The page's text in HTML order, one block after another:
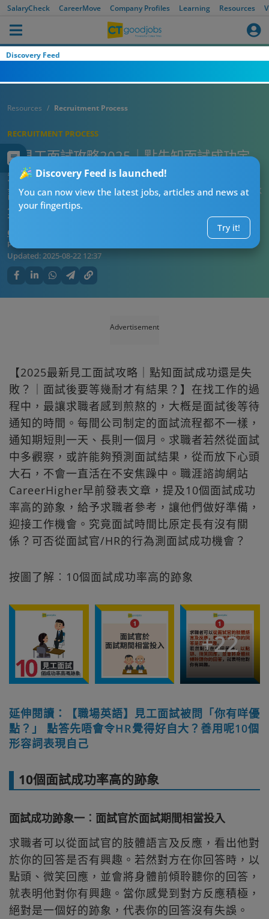
SalaryCheck CareerMove Company Profiles Learning Resources
Discovery Feed
Discovery Feed is launched!
You can now view the latest jobs, articles and news at
your fingertips.
Try it!
試天書 齊集Interview對答及CV技巧！
Resources Recruitment Process
RECRUITMENT PROCESS
【見工面試攻略2025｜點先知面試成功定
失敗？】10個Interview成功率高的跡象 面
試時間長原來是好事？內附見工面試天書 齊
集Interview對答及CV技巧！
CTgoodjobs’ Editor
Published:
Updated: 2025-08-22 12:37
Advertisement
【2025最新見工面試攻略｜點知面試成功還是失
敗？｜面試後要等幾耐才有結果？】在找工作的過
程中，最讓求職者感到煎熬的，大槪是面試後等待
通知的時間。每間公司制定的面試流程都不一樣，
通知期短則一天、長則一個月。求職者若然從面試
中多觀察，或許能夠預測面試結果，從而放下心頭
大石，不會一直活在不安焦躁中。職涯諮詢網站
CareerHigher早前發表文章，提及10個面試成功
率高的跡象，給予求職者參考，讓他們做好準備，
迎接工作機會。究竟面試時間比原定長有沒有關
係？可否從面試官/HR的行為測面試成功機會？
按圖了解︰10個面試成功率高的跡象
+22
延伸閱讀：【職場英語】見工面試被問「你有咩優
點？」 點答先唔會令HR覺得好自大？善用呢10個
形容詞表現自己
10個面試成功率高的跡象
面試成功跡象一︰面試官於面試期間相當投入
求職者可以從面試官的肢體語言及反應，看出他對
於你的回答是否有興趣。若然對方在你回答時，以
點頭、微笑回應，並會將身體前傾聆聽你的回答，
就表明他對你有興趣。當你感覺到對方反應積極，
絕對是一個好的跡象，代表你的回答沒有失誤。